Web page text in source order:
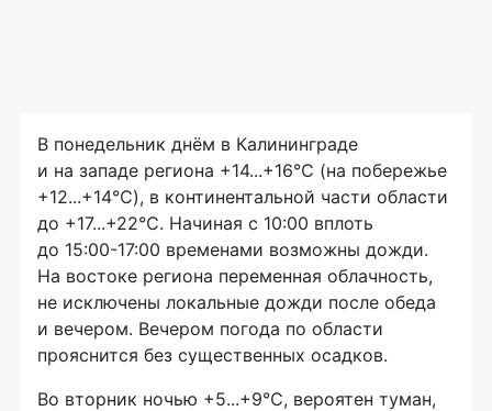
В понедельник днём в Калининграде
и на западе региона +14...+16℃ (на побережье
+12...+14℃), в континентальной части области
до +17...+22℃. Начиная с 10:00 вплоть
до 15:00-17:00 временами возможны дожди.
На востоке региона переменная облачность,
не исключены локальные дожди после обеда
и вечером. Вечером погода по области
прояснится без существенных осадков.
Во вторник ночью +5...+9℃, вероятен туман,